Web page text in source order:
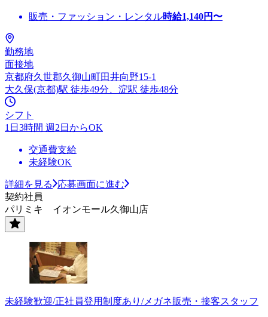
販売・ファッション・レンタル時給1,140円〜
勤務地
面接地
京都府久世郡久御山町田井向野15-1
大久保(京都)駅 徒歩49分、淀駅 徒歩48分
シフト
1日3時間 週2日からOK
交通費支給
未経験OK
詳細を見る
応募画面に進む
契約社員
パリミキ イオンモール久御山店
未経験歓迎/正社員登用制度あり/メガネ販売・接客スタッフ